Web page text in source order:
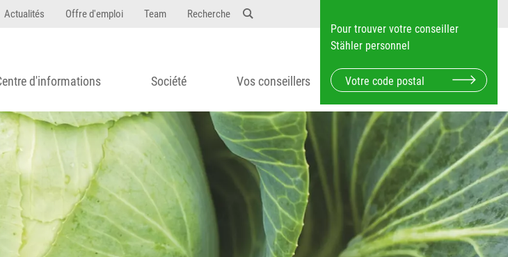
Actualités Offre d'emploi Team Recherche
Pour trouver votre conseiller
Stähler personnel
d'informations Société Vos conseillers